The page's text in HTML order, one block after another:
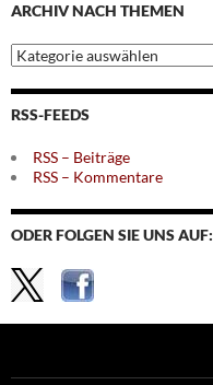
ARCHIV NACH THEMEN
Archiv
nach
Themen
RSS-FEEDS
RSS – Beiträge
RSS – Kommentare
ODER FOLGEN SIE UNS AUF: